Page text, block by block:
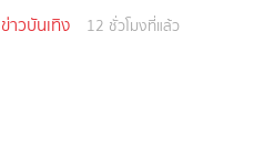
ข่าวบันเทิง 12 ชั่วโมงที่แล้ว